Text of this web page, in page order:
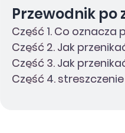
Przewodnik po
Część 1. Co oznacza
Część 2. Jak
Część 3. Jak
Część 4. streszczenie